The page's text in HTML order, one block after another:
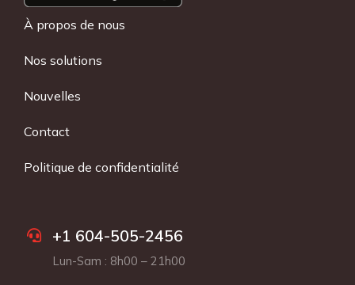
À propos de nous
Nos solutions
Nouvelles
Contact
Politique de confidentialité
+1 604-505-2456
Lun-Sam : 8h00 – 21h00